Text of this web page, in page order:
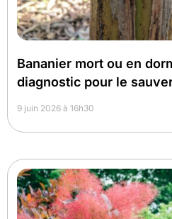
Bananier mort ou en
diagnostic pour le
9 juin 2026 à 16h30